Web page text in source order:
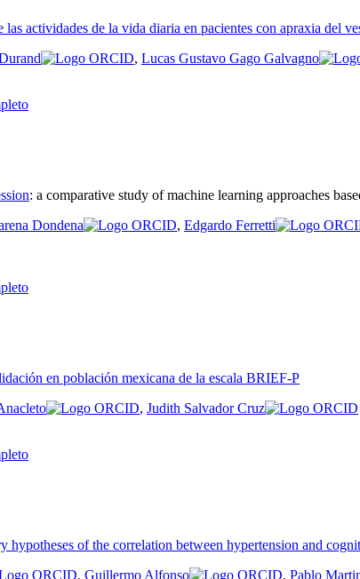
las actividades de la vida diaria en pacientes con apraxia del
, Lucas Gustavo Gago Galvagno
: a comparative study of machine learning approaches
Dondena
, Edgardo Ferretti
en población mexicana de la escala BRIEF-P
, Judith Salvador Cruz
hypotheses of the correlation between hypertension and
, Guillermo Alfonso , Pablo